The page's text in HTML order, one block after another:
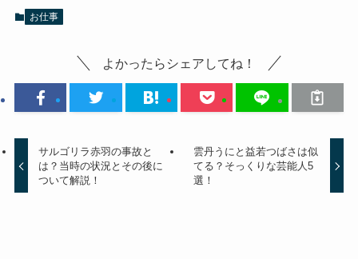
お仕事
よかったらシェアしてね！
サルゴリラ赤羽の事故と
は？当時の状況とその後に
ついて解説！
雲丹うにと益若つばさは似
てる？そっくりな芸能人5
選！